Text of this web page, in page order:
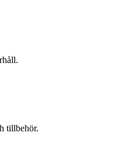
tillbehör.